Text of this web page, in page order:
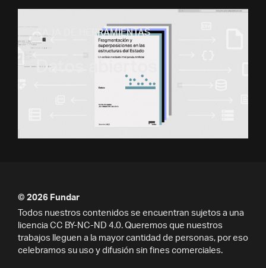
CAJA DE HERRAMIENTAS
Datos abiertos
© 2026 Fundar
Todos nuestros contenidos se encuentran sujetos a una
licencia CC BY-NC-ND 4.0. Queremos que nuestros
trabajos lleguen a la mayor cantidad de personas, por eso
celebramos su uso y difusión sin fines comerciales.